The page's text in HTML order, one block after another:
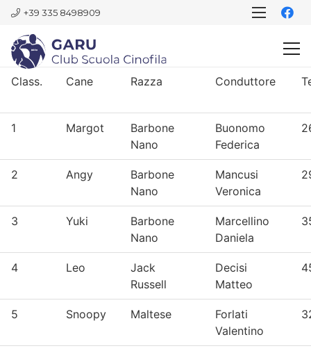
+39 335 8498909
Class. Cane Razza Conduttore
1 Margot
Barbone
Nano
Buonomo
Federica
2 Angy
Barbone
Nano
Mancusi
Veronica
3 Yuki
Barbone
Nano
Marcellino
Daniela
4 Leo
Jack
Russell
Decisi
Matteo
5 Snoopy Maltese
Forlati
Valentino